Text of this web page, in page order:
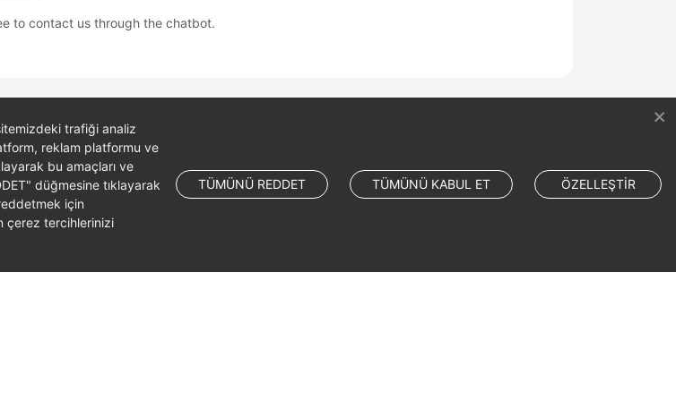
to contact us through the chatbot.
trafiği analiz
reklam platformu ve
bu amaçları ve
düğmesine tıklayarak
için
çerez tercihlerinizi
TÜMÜNÜ REDDET TÜMÜNÜ KABUL ET ÖZELLEŞTİR